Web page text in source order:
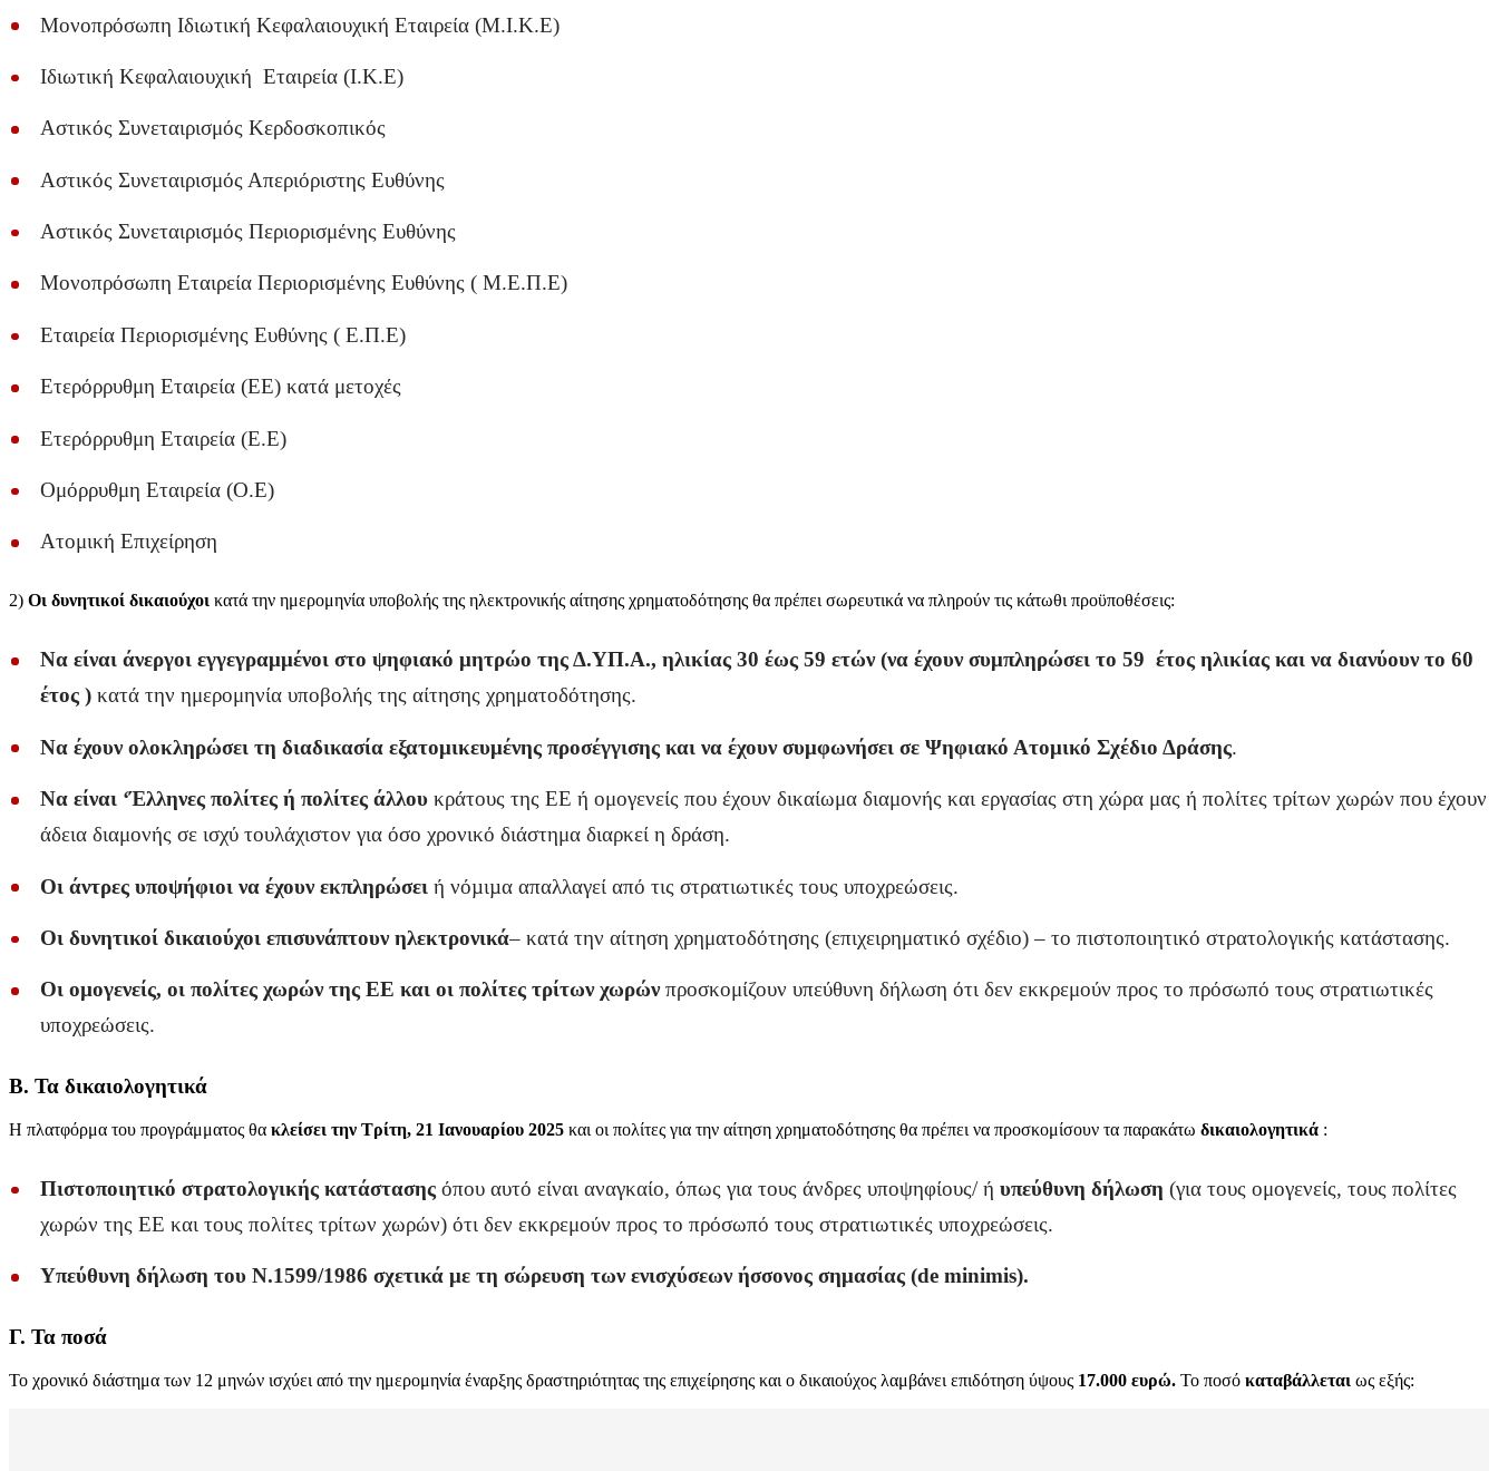
Μονοπρόσωπη Ιδιωτική Κεφαλαιουχική Εταιρεία (Μ.Ι.Κ.Ε)
Ιδιωτική Κεφαλαιουχική Εταιρεία (Ι.Κ.Ε)
Αστικός Συνεταιρισμός Κερδοσκοπικός
Αστικός Συνεταιρισμός Απεριόριστης Ευθύνης
Αστικός Συνεταιρισμός Περιορισμένης Ευθύνης
Μονοπρόσωπη Εταιρεία Περιορισμένης Ευθύνης ( Μ.Ε.Π.Ε)
Εταιρεία Περιορισμένης Ευθύνης ( Ε.Π.Ε)
Ετερόρρυθμη Εταιρεία (ΕΕ) κατά μετοχές
Ετερόρρυθμη Εταιρεία (Ε.Ε)
Ομόρρυθμη Εταιρεία (Ο.Ε)
Ατομική Επιχείρηση
2) Οι δυνητικοί δικαιούχοι κατά την ημερομηνία υποβολής της ηλεκτρονικής αίτησης χρηματοδότησης θα πρέπει σωρευτικά να πληρούν τις κάτωθι προϋποθέσεις:
Να είναι άνεργοι εγγεγραμμένοι στο ψηφιακό μητρώο της Δ.ΥΠ.Α., ηλικίας 30 έως 59 ετών (να έχουν συμπληρώσει το 59 έτος ηλικίας και να διανύουν το 60
έτος ) κατά την ημερομηνία υποβολής της αίτησης χρηματοδότησης.
Να έχουν ολοκληρώσει τη διαδικασία εξατομικευμένης προσέγγισης και να έχουν συμφωνήσει σε Ψηφιακό Ατομικό Σχέδιο Δράσης.
Να είναι ‘Έλληνες πολίτες ή πολίτες άλλου κράτους της ΕΕ ή ομογενείς που έχουν δικαίωμα διαμονής και εργασίας στη χώρα μας ή πολίτες τρίτων χωρών που έχουν
άδεια διαμονής σε ισχύ τουλάχιστον για όσο χρονικό διάστημα διαρκεί η δράση.
Οι άντρες υποψήφιοι να έχουν εκπληρώσει ή νόµιµα απαλλαγεί από τις στρατιωτικές τους υποχρεώσεις.
Οι δυνητικοί δικαιούχοι επισυνάπτουν ηλεκτρονικά– κατά την αίτηση χρηματοδότησης (επιχειρηματικό σχέδιο) – το πιστοποιητικό στρατολογικής κατάστασης.
Οι οµογενείς, οι πολίτες χωρών της ΕΕ και οι πολίτες τρίτων χωρώνπροσκομίζουν υπεύθυνη δήλωση ότι δεν εκκρεμούν προς το πρόσωπό τους στρατιωτικές
υποχρεώσεις.
Β. Τα δικαιολογητικά
Η πλατφόρμα του προγράμματος θα κλείσει την Τρίτη, 21 Ιανουαρίου 2025 και οι πολίτες για την αίτηση χρηματοδότησης θα πρέπει να προσκομίσουν τα παρακάτω δικαιολογητικά :
Πιστοποιητικό στρατολογικής κατάστασης όπου αυτό είναι αναγκαίο, όπως για τους άνδρες υποψηφίους/ ή υπεύθυνη δήλωση (για τους ομογενείς, τους πολίτες
χωρών της ΕΕ και τους πολίτες τρίτων χωρών) ότι δεν εκκρεμούν προς το πρόσωπό τους στρατιωτικές υποχρεώσεις.
Υπεύθυνη δήλωση του Ν.1599/1986 σχετικά με τη σώρευση των ενισχύσεων ήσσονος σημασίας (de minimis).
Γ. Τα ποσά
Το χρονικό διάστημα των 12 μηνών ισχύει από την ημερομηνία έναρξης δραστηριότητας της επιχείρησης και ο δικαιούχος λαμβάνει επιδότηση ύψους 17.000 ευρώ. Το ποσό καταβάλλεται ως εξής: